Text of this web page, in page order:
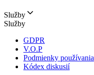
Služby
Služby
GDPR
V.O.P
Podmienky používania
Kódex diskusií